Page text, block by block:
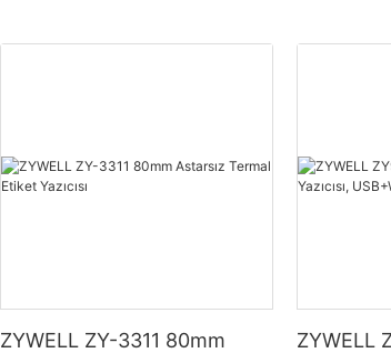
ZYWELL ZY-3311 80mm
ZYWELL